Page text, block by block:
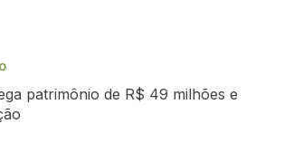
patrimônio de R$ 49 milhões e